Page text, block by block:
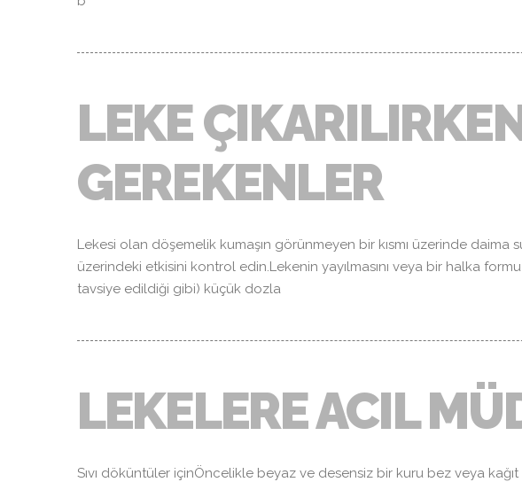
LEKE
GEREKENLER
Lekesi olan döşemelik kumaşın görünmeyen bir kısmı üzerinde daima
üzerindeki etkisini kontrol edin.Lekenin yayılmasını veya bir halka
tavsiye edildiği gibi) küçük dozla
LEKELERE ACIL
Sıvı döküntüler içinÖncelikle beyaz ve desensiz bir kuru bez veya kağıt